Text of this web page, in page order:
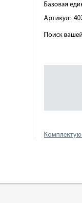
Базовая
Артикул:
Поиск